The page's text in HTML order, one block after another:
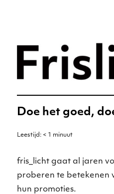
digitale
Frislicht
Doe het goed,
Leestijd: < 1 minuut
fris_licht gaat al jaren
proberen te betekenen
hun promoties.